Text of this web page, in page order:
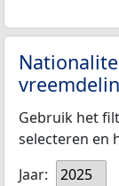
Gebruik het
selecteren en
Jaar:
2025